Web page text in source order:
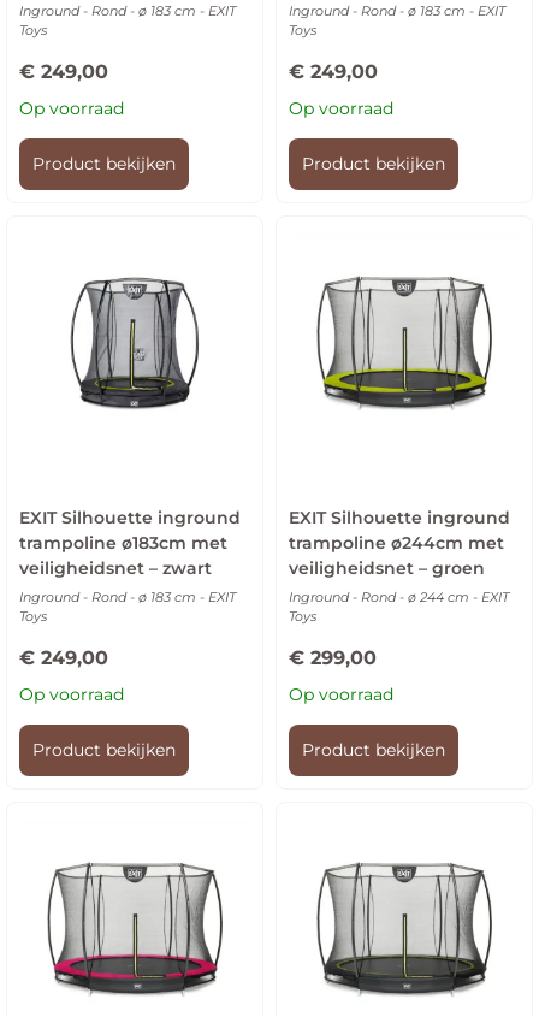
Inground - Rond - ø 183 cm - EXIT
Toys
€ 249,00
Op voorraad
Product bekijken
Inground - Rond - ø 183 cm - EXIT
Toys
€ 249,00
Op voorraad
Product bekijken
EXIT Silhouette inground
trampoline ø183cm met
veiligheidsnet – zwart
Inground - Rond - ø 183 cm - EXIT
Toys
€ 249,00
Op voorraad
Product bekijken
EXIT Silhouette inground
trampoline ø244cm met
veiligheidsnet – groen
Inground - Rond - ø 244 cm - EXIT
Toys
€ 299,00
Op voorraad
Product bekijken